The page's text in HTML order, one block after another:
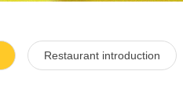
Restaurant introduction